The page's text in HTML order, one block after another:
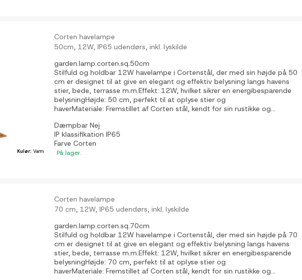
Kulør:Varm
Corten havelampe
50cm, 12W, IP65 udendørs, inkl. lyskilde
garden.lamp.corten.sq.50cm
Stilfuld og holdbar 12W havelampe i Cortenstål, der med sin højde på 50
cm er designet til at give en elegant og effektiv belysning langs havens
stier, bede, terrasse m.m.Effekt: 12W, hvilket sikrer en energibesparende
belysningHøjde: 50 cm, perfekt til at oplyse stier og
haverMateriale: Fremstillet af Corten stål, kendt for sin rustikke og...
DæmpbarNej
IP klassifikationIP65
FarveCorten
På lager.
Corten havelampe
70 cm, 12W, IP65 udendørs, inkl. lyskilde
garden.lamp.corten.sq.70cm
Stilfuld og holdbar 12W havelampe i Cortenstål, der med sin højde på 70
cm er designet til at give en elegant og effektiv belysning langs havens
stier, bede, terrasse m.m.Effekt: 12W, hvilket sikrer en energibesparende
belysningHøjde: 70 cm, perfekt til at oplyse stier og
haverMateriale: Fremstillet af Corten stål, kendt for sin rustikke og...